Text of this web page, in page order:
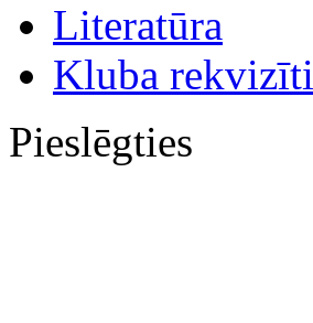
Literatūra
Kluba rekvizīti
Pieslēgties